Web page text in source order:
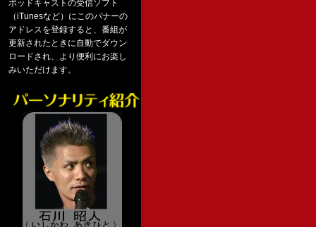
ポッドキャストの受信ソフト
（iTunesなど）にこのバナーの
アドレスを登録すると、番組が
更新されたときに自動でダウン
ロードされ、より便利にお楽し
みいただけます。